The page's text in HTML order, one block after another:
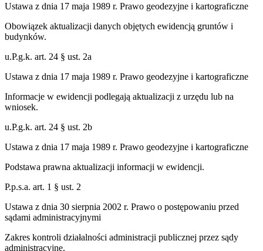
Ustawa z dnia 17 maja 1989 r. Prawo geodezyjne i kartograficzne
Obowiązek aktualizacji danych objętych ewidencją gruntów i
budynków.
u.P.g.k. art. 24 § ust. 2a
Ustawa z dnia 17 maja 1989 r. Prawo geodezyjne i kartograficzne
Informacje w ewidencji podlegają aktualizacji z urzędu lub na
wniosek.
u.P.g.k. art. 24 § ust. 2b
Ustawa z dnia 17 maja 1989 r. Prawo geodezyjne i kartograficzne
Podstawa prawna aktualizacji informacji w ewidencji.
P.p.s.a. art. 1 § ust. 2
Ustawa z dnia 30 sierpnia 2002 r. Prawo o postępowaniu przed
sądami administracyjnymi
Zakres kontroli działalności administracji publicznej przez sądy
administracyjne.